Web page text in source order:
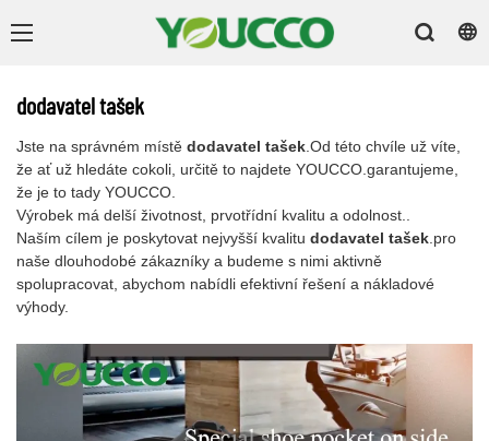
dodavatel tašek
Jste na správném místě dodavatel tašek.Od této chvíle už víte,
že ať už hledáte cokoli, určitě to najdete YOUCCO.garantujeme,
že je to tady YOUCCO.
Výrobek má delší životnost, prvotřídní kvalitu a odolnost..
Naším cílem je poskytovat nejvyšší kvalitu dodavatel tašek.pro
naše dlouhodobé zákazníky a budeme s nimi aktivně
spolupracovat, abychom nabídli efektivní řešení a nákladové
výhody.